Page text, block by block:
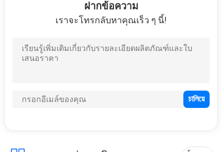
งานเหมือง
ฝากข้อความ
เราจะโทรกลับหาคุณเร็ว ๆ นี้!